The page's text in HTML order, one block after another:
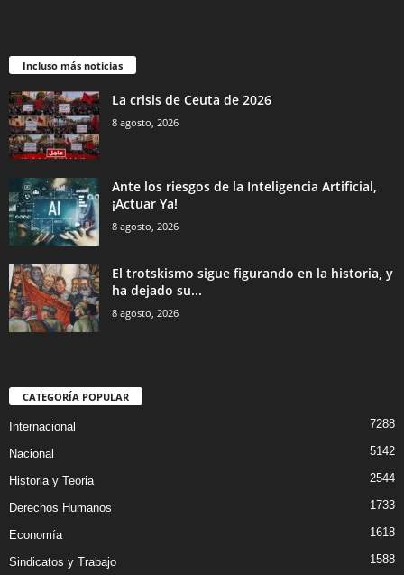
Incluso más noticias
La crisis de Ceuta de 2026
8 agosto, 2026
Ante los riesgos de la Inteligencia Artificial,
¡Actuar Ya!
8 agosto, 2026
El trotskismo sigue figurando en la historia, y
ha dejado su...
8 agosto, 2026
CATEGORÍA POPULAR
Internacional 7288
Nacional 5142
Historia y Teoria 2544
Derechos Humanos 1733
Economía 1618
Sindicatos y Trabajo 1588